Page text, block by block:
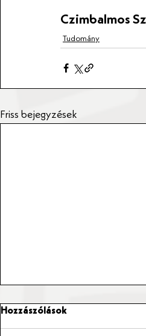
Czimbalmos
Tudomány
Friss bejegyzések
Hozzászólások